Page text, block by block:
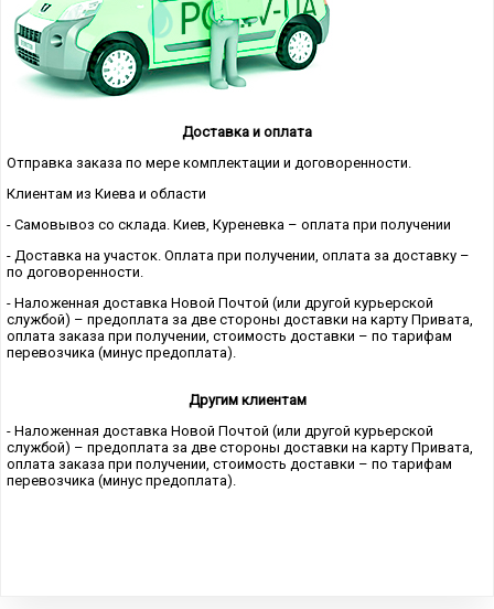
Доставка и оплата
Отправка заказа по мере комплектации и договоренности.
Клиентам из Киева и области
- Самовывоз со склада. Киев, Куреневка – оплата при получении
- Доставка на участок. Оплата при получении, оплата за доставку –
по договоренности.
- Наложенная доставка Новой Почтой (или другой курьерской
службой) – предоплата за две стороны доставки на карту Привата,
оплата заказа при получении, стоимость доставки – по тарифам
перевозчика (минус предоплата).
Другим клиентам
- Наложенная доставка Новой Почтой (или другой курьерской
службой) – предоплата за две стороны доставки на карту Привата,
оплата заказа при получении, стоимость доставки – по тарифам
перевозчика (минус предоплата).